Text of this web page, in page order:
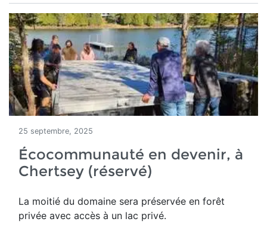
25 septembre, 2025
Écocommunauté en devenir, à
Chertsey (réservé)
La moitié du domaine sera préservée en forêt
privée avec accès à un lac privé.